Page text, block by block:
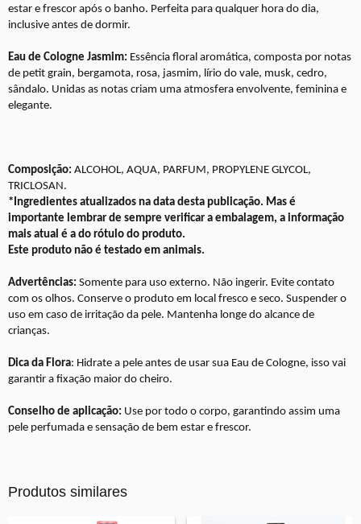
estar e frescor após o banho. Perfeita para qualquer hora do dia,
inclusive antes de dormir.
Eau de Cologne Jasmim: Essência floral aromática, composta por notas
de petit grain, bergamota, rosa, jasmim, lírio do vale, musk, cedro,
sândalo. Unidas as notas criam uma atmosfera envolvente, feminina e
elegante.
Composição: ALCOHOL, AQUA, PARFUM, PROPYLENE GLYCOL,
TRICLOSAN.
*Ingredientes atualizados na data desta publicação. Mas é
importante lembrar de sempre verificar a embalagem, a informação
mais atual é a do rótulo do produto.
Este produto não é testado em animais.
Advertências: Somente para uso externo. Não ingerir. Evite contato
com os olhos. Conserve o produto em local fresco e seco. Suspender o
uso em caso de irritação da pele. Mantenha longe do alcance de
crianças.
Dica da Flora: Hidrate a pele antes de usar sua Eau de Cologne, isso vai
garantir a fixação maior do cheiro.
Conselho de aplicação: Use por todo o corpo, garantindo assim uma
pele perfumada e sensação de bem estar e frescor.
Produtos similares